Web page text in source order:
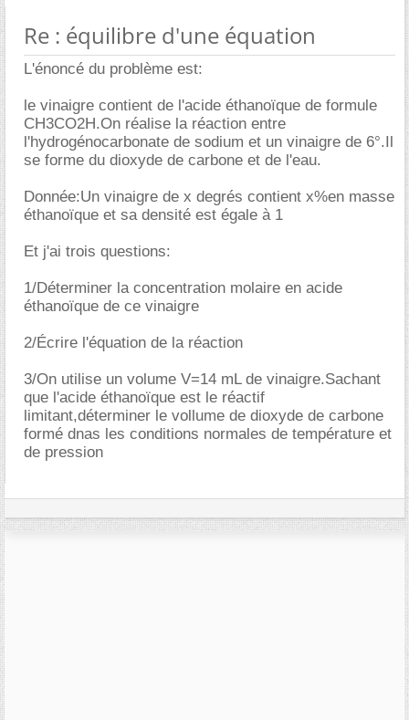
Re : équilibre d'une équation
L'énoncé du problème est:
le vinaigre contient de l'acide éthanoïque de formule
CH3CO2H.On réalise la réaction entre
l'hydrogénocarbonate de sodium et un vinaigre de 6°.Il
se forme du dioxyde de carbone et de l'eau.
Donnée:Un vinaigre de x degrés contient x%en masse
éthanoïque et sa densité est égale à 1
Et j'ai trois questions:
1/Déterminer la concentration molaire en acide
éthanoïque de ce vinaigre
2/Écrire l'équation de la réaction
3/On utilise un volume V=14 mL de vinaigre.Sachant
que l'acide éthanoïque est le réactif
limitant,déterminer le vollume de dioxyde de carbone
formé dnas les conditions normales de température et
de pression